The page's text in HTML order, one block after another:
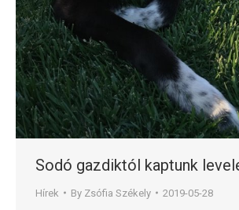
Sodó gazdiktól kaptunk
Hírek By Zsófia Székely 2019-05-28